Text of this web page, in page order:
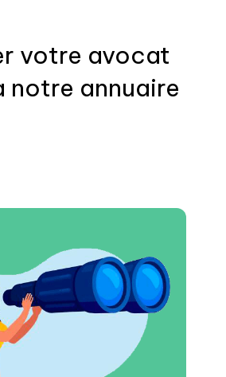
votre avocat
notre annuaire